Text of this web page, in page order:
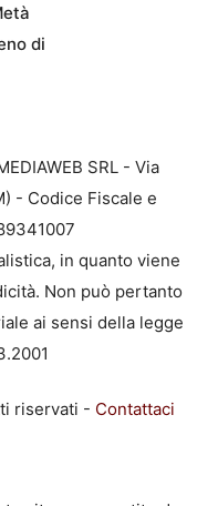
di
SRL - Via
- Codice Fiscale e
in quanto viene
Non può pertanto
ai sensi della legge
riservati - Contattaci